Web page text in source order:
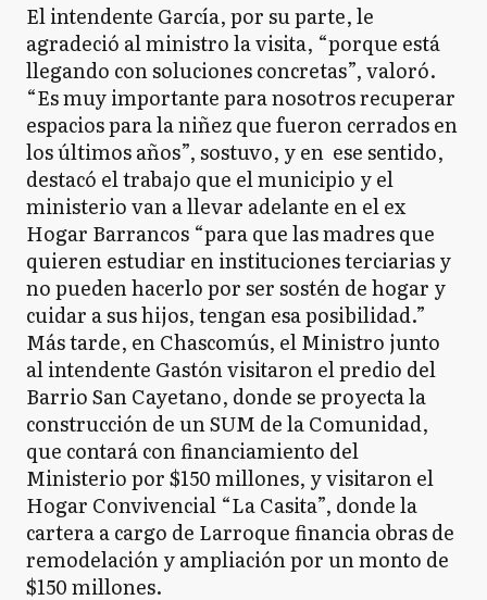
El intendente García, por su parte, le
agradeció al ministro la visita, “porque está
llegando con soluciones concretas”, valoró.
“Es muy importante para nosotros recuperar
espacios para la niñez que fueron cerrados en
los últimos años”, sostuvo, y en ese sentido,
destacó el trabajo que el municipio y el
ministerio van a llevar adelante en el ex
Hogar Barrancos “para que las madres que
quieren estudiar en instituciones terciarias y
no pueden hacerlo por ser sostén de hogar y
cuidar a sus hijos, tengan esa posibilidad.”
Más tarde, en Chascomús, el Ministro junto
al intendente Gastón visitaron el predio del
Barrio San Cayetano, donde se proyecta la
construcción de un SUM de la Comunidad,
que contará con financiamiento del
Ministerio por $150 millones, y visitaron el
Hogar Convivencial “La Casita”, donde la
cartera a cargo de Larroque financia obras de
remodelación y ampliación por un monto de
$150 millones.